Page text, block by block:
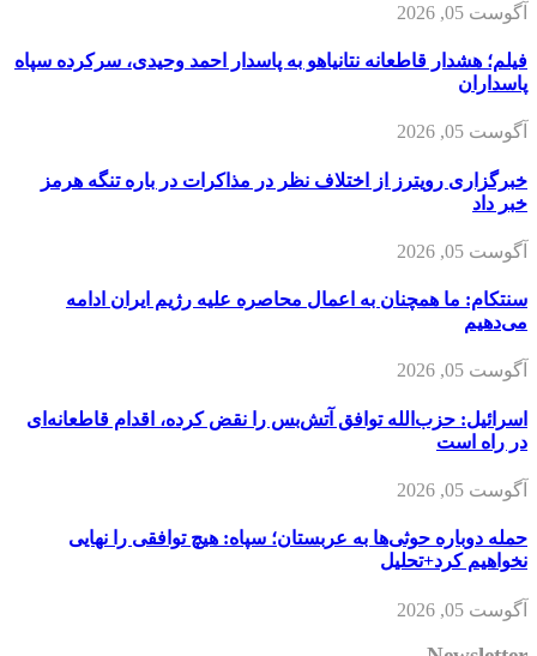
آگوست 05, 2026
فیلم؛ هشدار قاطعانه نتانیاهو به پاسدار احمد وحیدی، سرکرده سپاه
پاسداران
آگوست 05, 2026
خبرگزاری رویترز از اختلاف نظر در مذاکرات در باره تنگه هرمز
خبر داد
آگوست 05, 2026
سنتکام: ما همچنان به اعمال محاصره علیه رژیم ایران ادامه
می‌دهیم
آگوست 05, 2026
اسرائیل: حزب‌الله توافق آتش‌بس را نقض کرده، اقدام قاطعانه‌ای
در راه است
آگوست 05, 2026
حمله دوباره حوثی‌ها به عربستان؛ سپاه: هیچ توافقی را نهایی
نخواهیم کرد+تحلیل
آگوست 05, 2026